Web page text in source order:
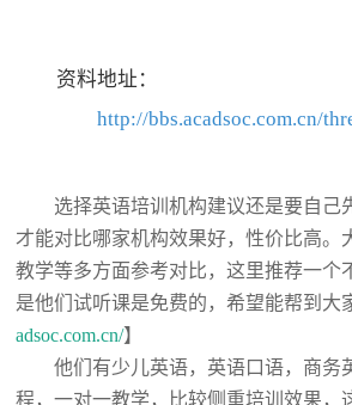
资料地址：
http://bbs.acadsoc.com.cn/
选择英语培训机构建议还是要自己
才能对比哪家机构效果好，性价比高。
教学等多方面参考对比，这里推荐一个
是他们试听课是免费的，希望能帮到大
adsoc.com.cn/】
他们有少儿英语，英语口语，商务
程，一对一教学，比较侧重培训效果，